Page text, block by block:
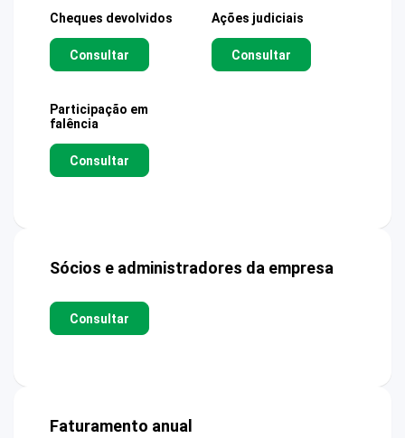
Cheques devolvidos
Consultar
Ações judiciais
Consultar
Participação em
falência
Consultar
Sócios e administradores da empresa
Consultar
Faturamento anual